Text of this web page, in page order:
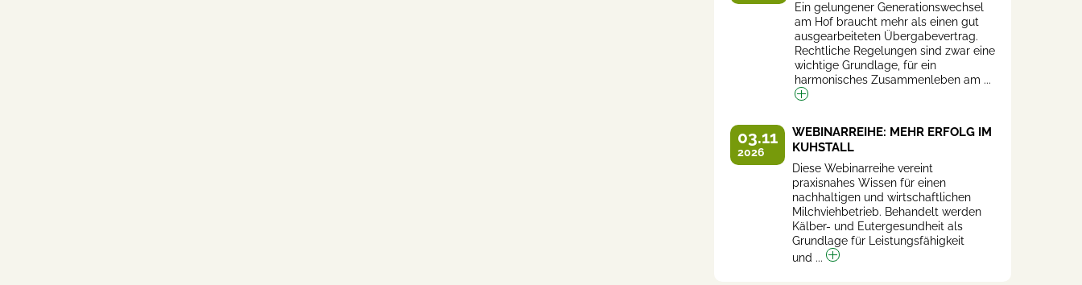
Ein gelungener Generationswechsel
am Hof braucht mehr als einen gut
ausgearbeiteten Übergabevertrag.
Rechtliche Regelungen sind zwar eine
wichtige Grundlage, für ein
harmonisches Zusammenleben am ...
03.11
2026
WEBINARREIHE: MEHR ERFOLG IM
KUHSTALL
Diese Webinarreihe vereint
praxisnahes Wissen für einen
nachhaltigen und wirtschaftlichen
Milchviehbetrieb. Behandelt werden
Kälber- und Eutergesundheit als
Grundlage für Leistungsfähigkeit
und ...